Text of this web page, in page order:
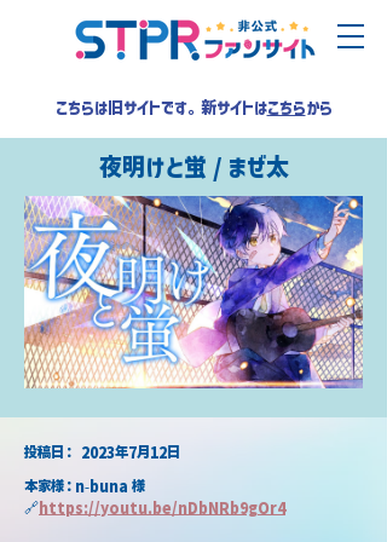
こちらは旧サイトです。新サイトはこちらから
夜明けと蛍 / まぜ太
2023年7月12日
​投稿日：
本家様：n-buna 様
🔗https://youtu.be/nDbNRb9gOr4